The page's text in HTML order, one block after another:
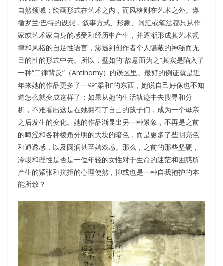
自然领域；绘画形式在艺术之内，而风格则在艺术之外。遵
循罗兰·巴特的设想，叙事方式、形象、词汇或笔法都只从作
家或艺术家自身的感受和经历中产生，并逐渐形成其艺术规
律和风格的自足性语言，渗透到创作者个人隐蔽的神秘而无
目的性的形式中去。所以，璧如的“故意而为之”其实是陷入了
一种“二律背反”（Antinomy）的误区里。最好的例证就是近
年来她的作品更多了一些“柔和”的东西，她说自己好像也不知
道怎么就变成这样了；如果从她的生活轨迹中去搜寻和分
析，不难看出这是在她拥有了自己的孩子们，成为一个母亲
之后发生的变化。她的作品渐显出另一种景象，不再是之前
的晦涩和各种棱角分明的大块的暗色，而是更多了些明亮色
和通透感，以及圆润甚至嬉戏感。那么，之前的那些坚硬，
冷峻和理性是否是一位年轻的女性对于生命的迷茫和困惑所
产生的紧张和抗拒的心理使然，抑或也是一种自我抱护的本
能所致？